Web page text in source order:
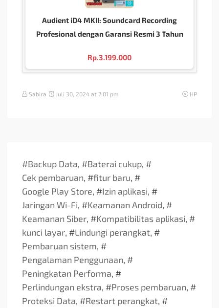
Audient iD4 MKII: Soundcard Recording
Profesional dengan Garansi Resmi 3 Tahun
Rp.3.199.000
Sabira Juli 30, 2024 at 7:01 pm HP
#Backup Data, #Baterai cukup, #
Cek pembaruan, #fitur baru, #
Google Play Store, #Izin aplikasi, #
Jaringan Wi-Fi, #Keamanan Android, #
Keamanan Siber, #Kompatibilitas aplikasi, #
kunci layar, #Lindungi perangkat, #
Pembaruan sistem, #
Pengalaman Penggunaan, #
Peningkatan Performa, #
Perlindungan ekstra, #Proses pembaruan, #
Proteksi Data, #Restart perangkat, #